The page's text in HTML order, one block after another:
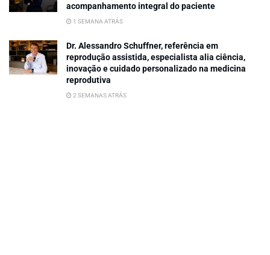
acompanhamento integral do paciente
1 SEMANA ATRÁS
Dr. Alessandro Schuffner, referência em
reprodução assistida, especialista alia ciência,
inovação e cuidado personalizado na medicina
reprodutiva
2 SEMANAS ATRÁS